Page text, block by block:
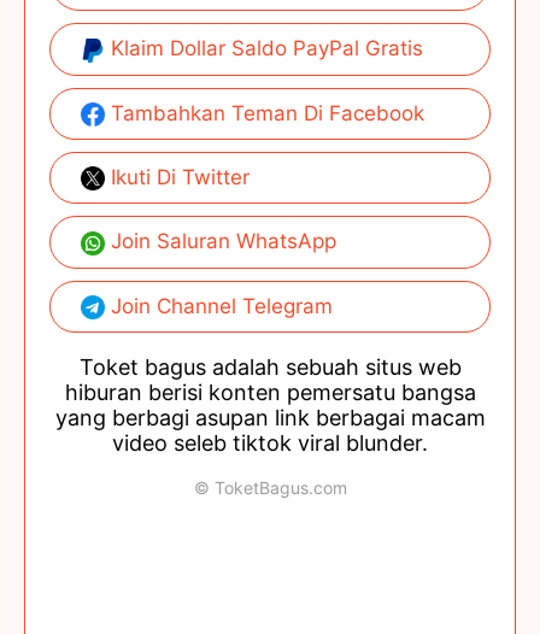
Klaim Dollar Saldo PayPal Gratis
Tambahkan Teman Di Facebook
Ikuti Di Twitter
Join Saluran WhatsApp
Join Channel Telegram
Toket bagus adalah sebuah situs web
hiburan berisi konten pemersatu bangsa
yang berbagi asupan link berbagai macam
video seleb tiktok viral blunder.
© ToketBagus.com